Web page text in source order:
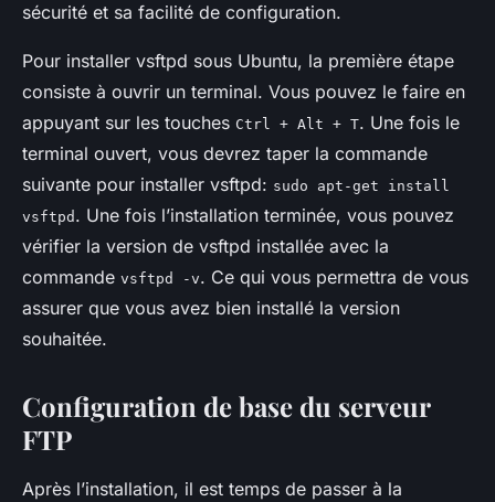
sécurité et sa facilité de configuration.
Pour installer vsftpd sous Ubuntu, la première étape
consiste à ouvrir un terminal. Vous pouvez le faire en
appuyant sur les touches Ctrl + Alt + T. Une fois le
terminal ouvert, vous devrez taper la commande
suivante pour installer vsftpd: sudo apt-get install
vsftpd . Une fois l’installation terminée, vous pouvez
vérifier la version de vsftpd installée avec la
commande vsftpd -v. Ce qui vous permettra de vous
assurer que vous avez bien installé la version
souhaitée.
Configuration de base du serveur
FTP
Après l’installation, il est temps de passer à la